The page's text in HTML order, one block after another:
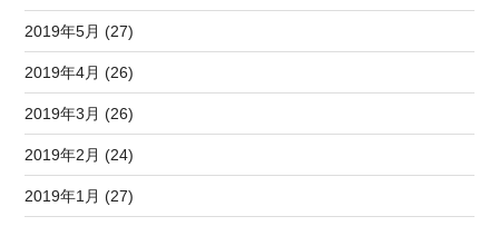
2019年5月 (27)
2019年4月 (26)
2019年3月 (26)
2019年2月 (24)
2019年1月 (27)